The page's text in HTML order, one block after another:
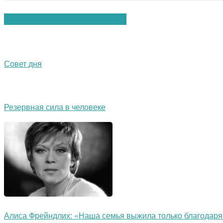
Совет дня
Резервная сила в человеке
Алиса Фрейндлих: «Наша семья выжила только